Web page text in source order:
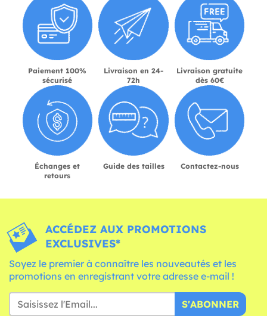
Paiement 100%
sécurisé
Livraison en 24-
72h
Livraison gratuite
dès 60€
Échanges et
retours
Guide des tailles Contactez-nous
ACCÉDEZ AUX PROMOTIONS
EXCLUSIVES*
Soyez le premier à connaître les nouveautés et les
promotions en enregistrant votre adresse e-mail !
S'ABONNER